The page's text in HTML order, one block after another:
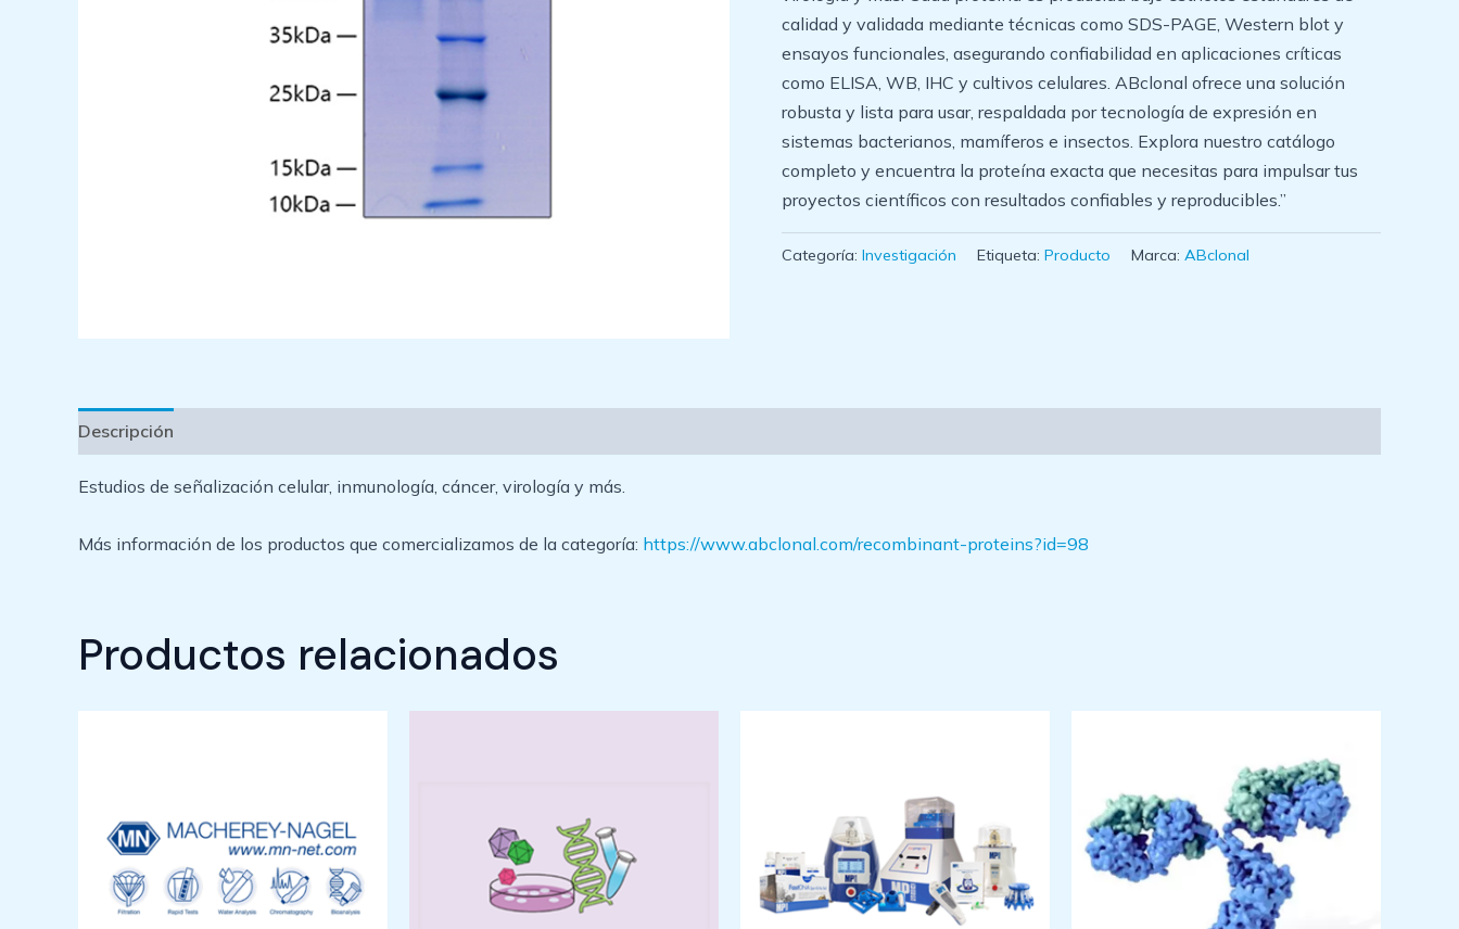
calidad y validada mediante técnicas como SDS-PAGE, Western blot y
ensayos funcionales, asegurando confiabilidad en aplicaciones críticas
como ELISA, WB, IHC y cultivos celulares. ABclonal ofrece una solución
robusta y lista para usar, respaldada por tecnología de expresión en
sistemas bacterianos, mamíferos e insectos. Explora nuestro catálogo
completo y encuentra la proteína exacta que necesitas para impulsar tus
proyectos científicos con resultados confiables y reproducibles.”
Categoría: Investigación Etiqueta: Producto Marca: ABclonal
Descripción
Estudios de señalización celular, inmunología, cáncer, virología y más.
Más información de los productos que comercializamos de la categoría: https://www.abclonal.com/recombinant-proteins?id=98
Productos relacionados